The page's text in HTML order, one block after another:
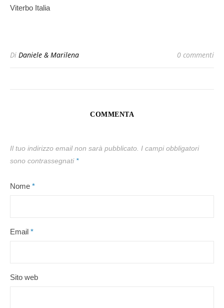
Viterbo Italia
Di Daniele & Marilena 0 commenti
COMMENTA
Il tuo indirizzo email non sarà pubblicato. I campi obbligatori
sono contrassegnati *
Nome *
Email *
Sito web